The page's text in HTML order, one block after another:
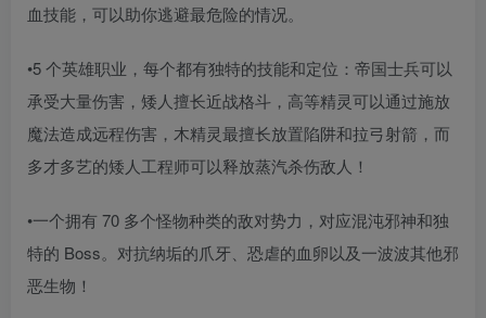
血技能，可以助你逃避最危险的情况。
•5 个英雄职业，每个都有独特的技能和定位：帝国士兵可以
承受大量伤害，矮人擅长近战格斗，高等精灵可以通过施放
魔法造成远程伤害，木精灵最擅长放置陷阱和拉弓射箭，而
多才多艺的矮人工程师可以释放蒸汽杀伤敌人！
•一个拥有 70 多个怪物种类的敌对势力，对应混沌邪神和独
特的 Boss。对抗纳垢的爪牙、恐虐的血卵以及一波波其他邪
恶生物！